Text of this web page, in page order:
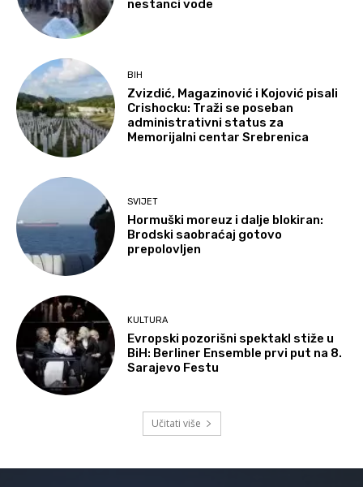
nestanci vode
BIH
Zvizdić, Magazinović i Kojović pisali
Crishocku: Traži se poseban
administrativni status za
Memorijalni centar Srebrenica
SVIJET
Hormuški moreuz i dalje blokiran:
Brodski saobraćaj gotovo
prepolovljen
KULTURA
Evropski pozorišni spektakl stiže u
BiH: Berliner Ensemble prvi put na 8.
Sarajevo Festu
Učitati više